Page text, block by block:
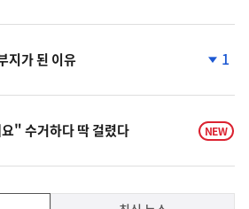
지가 된 이유
락
1
" 수거하다 딱 걸렸다 NEW